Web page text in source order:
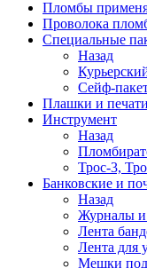
Пломбы
Проволока
Специальные
Назад
Сейф-
Плашки и печати
Инструмент
Назад
Трос-3,
Банковские и
Назад
Журналы и
Лента
Лента для
Мешки